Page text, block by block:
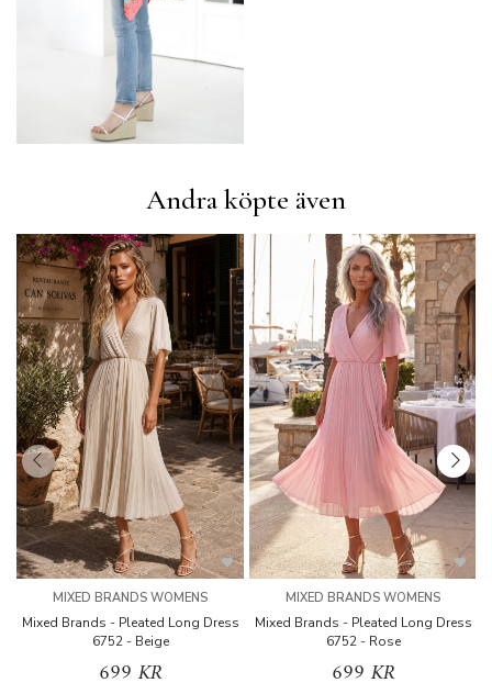
Andra köpte även
MIXED BRANDS WOMENS
Mixed Brands - Pleated Long Dress
6752 - Beige
699 KR
MIXED BRANDS WOMENS
Mixed Brands - Pleated Long Dress
6752 - Rose
699 KR